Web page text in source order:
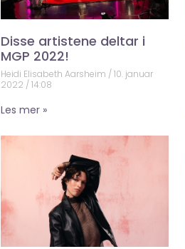
Disse artistene deltar i
MGP 2022!
Heidi Elisabeth Aarsheim 10. januar
2022 14:08
Les mer »